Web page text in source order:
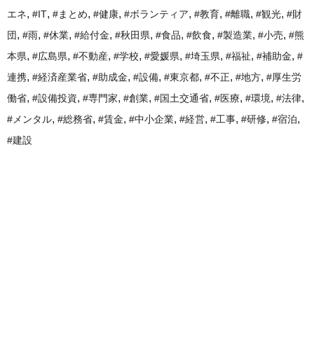
エネ, #IT, #まとめ, #健康, #ボランティア, #教育, #離職, #観光, #財
団, #雨, #休業, #給付金, #秋田県, #食品, #飲食, #製造業, #小売, #熊
本県, #広島県, #不動産, #学校, #愛媛県, #埼玉県, #福祉, #補助金, #
連携, #経済産業省, #助成金, #設備, #東京都, #不正, #地方, #厚生労
働省, #設備投資, #専門家, #創業, #国土交通省, #医療, #環境, #法律,
#メンタル, #総務省, #賃金, #中小企業, #経営, #工事, #研修, #宿泊,
#建設